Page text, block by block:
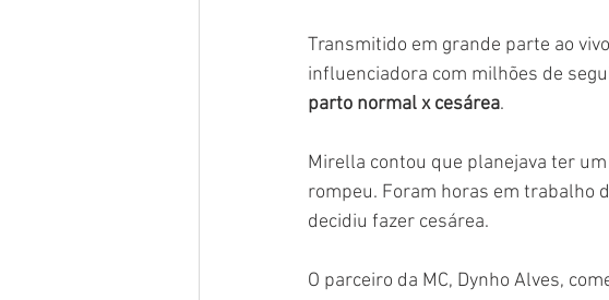
Transmitido em grande parte ao
influenciadora com milhões de
parto normal x cesárea.
Mirella contou que planejava ter
rompeu. Foram horas em trabalho
decidiu fazer cesárea.
O parceiro da MC, Dynho Alves,